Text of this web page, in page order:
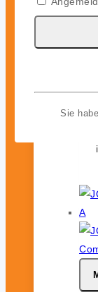
Sie